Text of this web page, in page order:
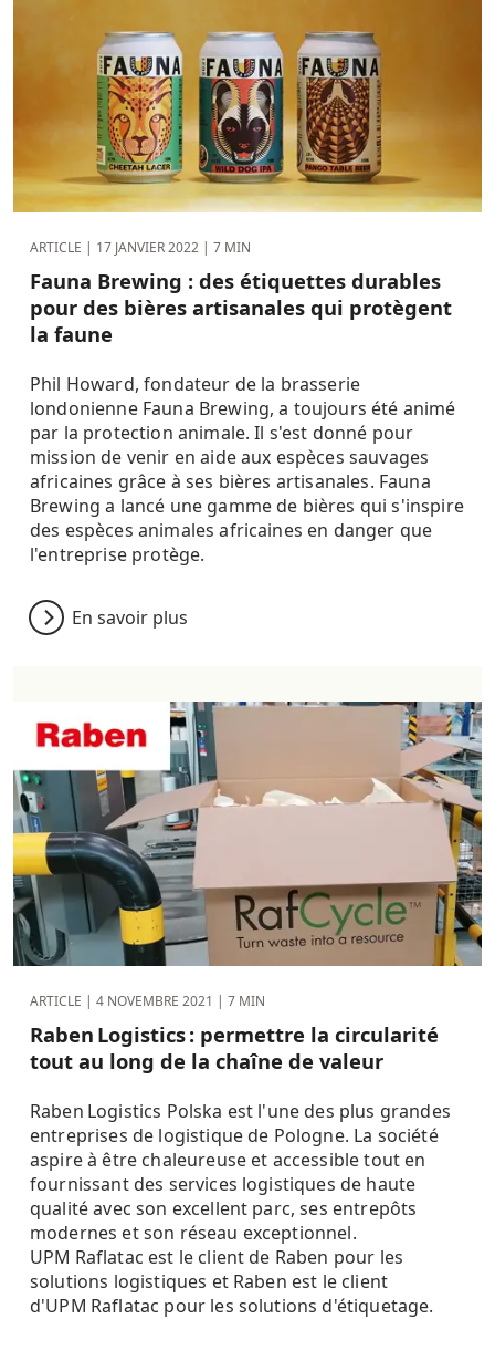
ARTICLE | 17 JANVIER 2022 | 7 MIN
Fauna Brewing : des étiquettes durables
pour des bières artisanales qui protègent
la faune
Phil Howard, fondateur de la brasserie
londonienne Fauna Brewing, a toujours été animé
par la protection animale. Il s'est donné pour
mission de venir en aide aux espèces sauvages
africaines grâce à ses bières artisanales. Fauna
Brewing a lancé une gamme de bières qui s'inspire
des espèces animales africaines en danger que
l'entreprise protège.
En savoir plus
ARTICLE | 4 NOVEMBRE 2021 | 7 MIN
Raben Logistics : permettre la circularité
tout au long de la chaîne de valeur
Raben Logistics Polska est l'une des plus grandes
entreprises de logistique de Pologne. La société
aspire à être chaleureuse et accessible tout en
fournissant des services logistiques de haute
qualité avec son excellent parc, ses entrepôts
modernes et son réseau exceptionnel.
UPM Raflatac est le client de Raben pour les
solutions logistiques et Raben est le client
d'UPM Raflatac pour les solutions d'étiquetage.